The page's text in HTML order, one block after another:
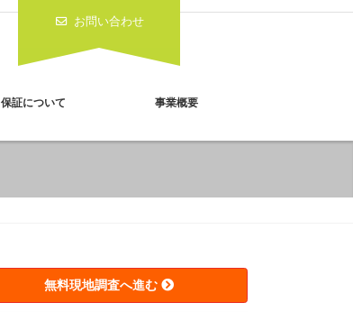
お問い合わせ
保証について 事業概要